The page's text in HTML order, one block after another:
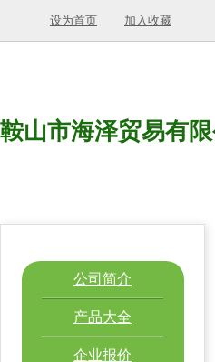
设为首页 加入收藏
鞍山市海泽贸易有限
公司简介
产品大全
企业报价